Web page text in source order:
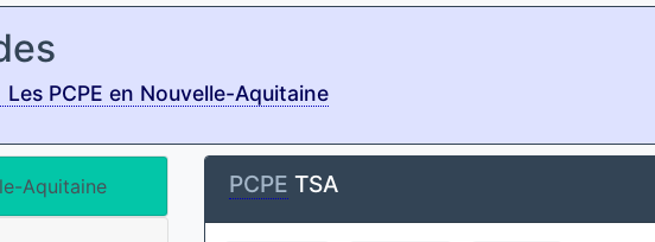
Les PCPE en Nouvelle-Aquitaine
Aquitaine PCPE TSA